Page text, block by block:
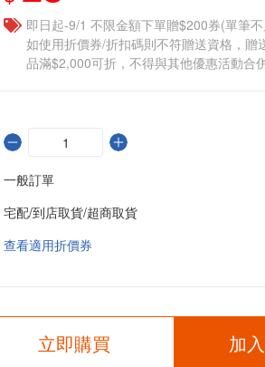
即日起-9/1 不限金額下單贈$200券(單筆
如使用折價券/折扣碼則不符贈送資格，贈
品滿$2,000可折，不得與其他優惠活動合
一般訂單
宅配/到店取貨/超商取貨
查看適用折價券
立即購買 加